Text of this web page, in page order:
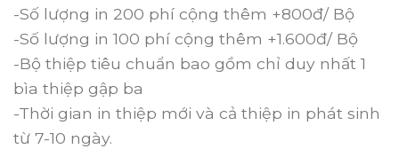
-Số lượng in 200 phí cộng thêm +800đ/ Bộ
-Số lượng in 100 phí cộng thêm +1.600đ/ Bộ
-Bộ thiệp tiêu chuẩn bao gồm chỉ duy nhất 1
bìa thiệp gập ba
-Thời gian in thiệp mới và cả thiệp in phát sinh
từ 7-10 ngày.